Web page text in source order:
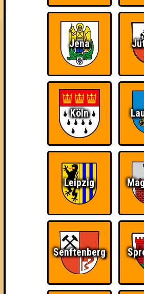
Schnapp dir deine klügsten und
zeigt den anderen Teams, wo der
Gewinnt ihr, gibt es Schnaps, seid ihr
Schnaps, seid ihr glücklich, gibt es
Schnaps. Geschenkt.
Wir freuen uns auf euch!
und Euer Citybeach ❤️
== FAKTENCHECK ==
🌐 www.quizlabor.de
📅 jeden 1.,3. & 5. Mittwoch
🕢 Einlass: 18.00 Uhr
🕗 Beginn: 19.00 Uhr
💵 Kulturbeitrag: 8€
⁉ 3 Runden // 30 Fragen // 60 Punkte
👨‍🏫 Die Quizmaster haben immer
📵 Handys, Smartphones, oder anderer
während der Fragerunden untersagt!
Jena
Köln
Leipzig
Senftenberg